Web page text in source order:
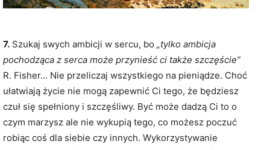
7. Szukaj swych ambicji w sercu, bo „tylko ambicja
pochodząca z serca może przynieść ci także szczęście”
R. Fisher… Nie przeliczaj wszystkiego na pieniądze. Choć
ułatwiają życie nie mogą zapewnić Ci tego, że będziesz
czuł się spełniony i szczęśliwy. Być może dadzą Ci to o
czym marzysz ale nie wykupią tego, co możesz poczuć
robiąc coś dla siebie czy innych. Wykorzystywanie